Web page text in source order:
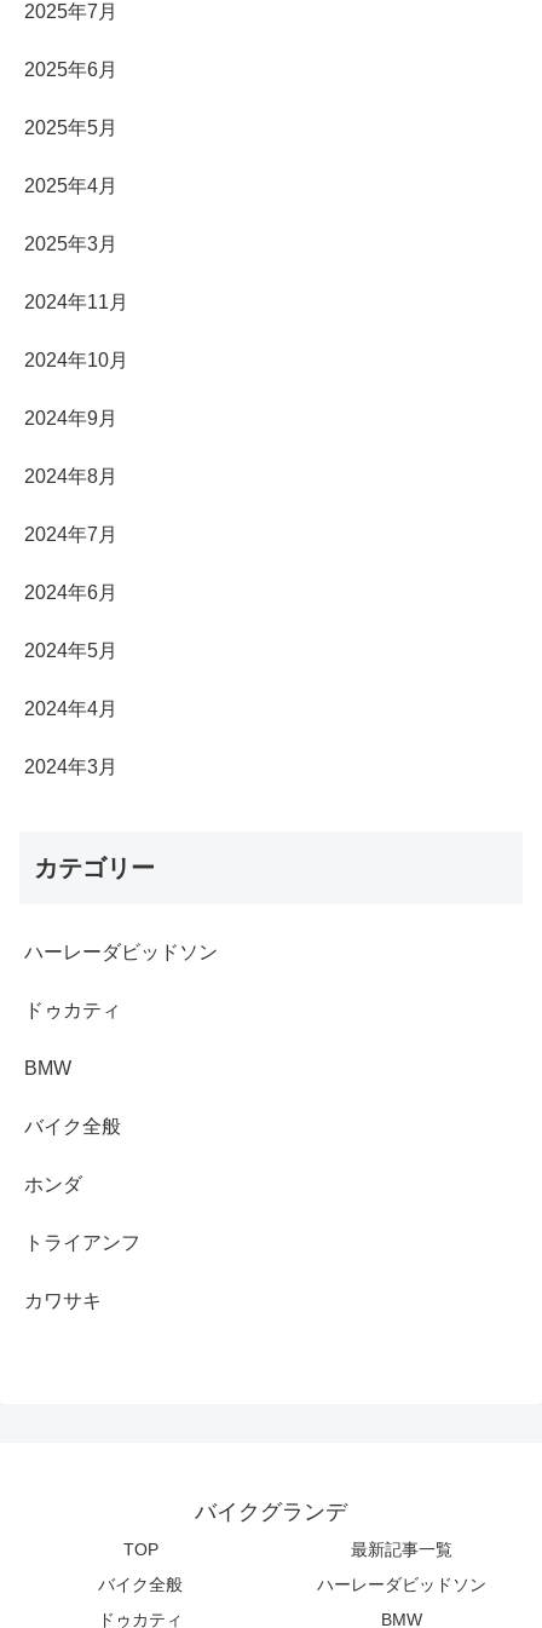
2025年7月
2025年6月
2025年5月
2025年4月
2025年3月
2024年11月
2024年10月
2024年9月
2024年8月
2024年7月
2024年6月
2024年5月
2024年4月
2024年3月
カテゴリー
ハーレーダビッドソン
ドゥカティ
BMW
バイク全般
ホンダ
トライアンフ
カワサキ
バイクグランデ
TOP
最新記事一覧
バイク全般
ハーレーダビッドソン
ドゥカティ
BMW